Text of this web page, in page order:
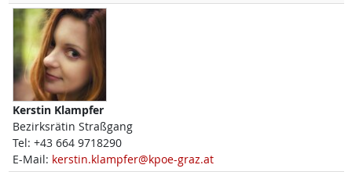
Kerstin Klampfer
Bezirksrätin Straßgang
Tel: +43 664 9718290
E-Mail: kerstin.klampfer@kpoe-graz.at